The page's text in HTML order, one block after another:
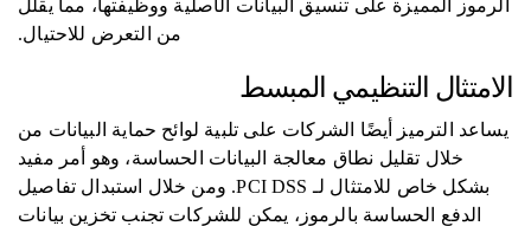
الرموز المميزة على تنسيق البيانات الأصلية ووظيفتها، مما يقلل
من التعرض للاحتيال.
الامتثال التنظيمي المبسط
يساعد الترميز أيضًا الشركات على تلبية لوائح حماية البيانات من
خلال تقليل نطاق معالجة البيانات الحساسة، وهو أمر مفيد
بشكل خاص للامتثال لـ PCI DSS. ومن خلال استبدال تفاصيل
الدفع الحساسة بالرموز، يمكن للشركات تجنب تخزين بيانات